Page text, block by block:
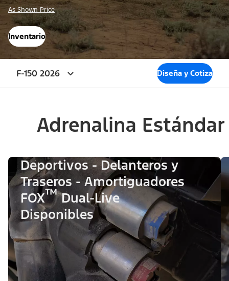
As Shown Price
Inventario
F-150 2026 Diseña y Cotiza
Adrenalina Estándar
Deportivos - Delanteros y
Traseros - Amortiguadores
FOX™Dual-Live
Disponibles